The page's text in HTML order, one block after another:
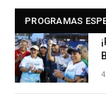
PROGRAMAS